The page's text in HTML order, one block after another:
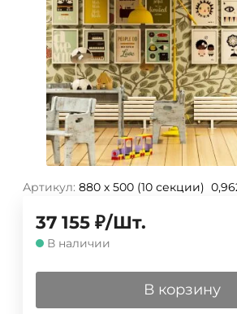
Артикул: 880 х 500 (10 секции)
37 155 ₽/Шт.
В наличии
В корзину